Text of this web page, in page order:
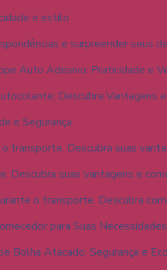
e estilo
e surpreender seus
Auto Adesivo: Praticidade e
Descubra Vantagens
e Segurança
transporte. Descubra suas
suas vantagens e
o transporte. Descubra
para Suas Necessidades
Bolha Atacado: Segurança e